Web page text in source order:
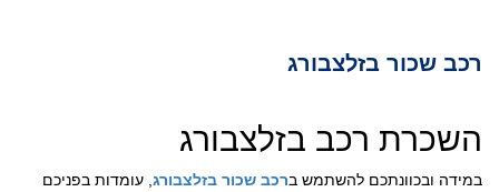
רכב שכור בזלצבורג
השכרת רכב בזלצבורג
במידה ובכוונתכם להשתמש ברכב שכור בזלצבורג , עומדות בפניכם